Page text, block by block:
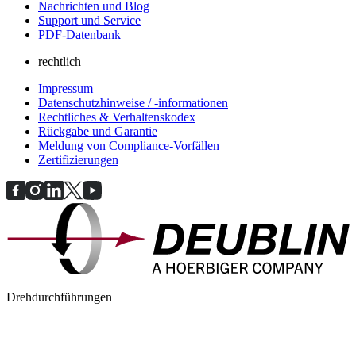
Nachrichten und Blog
Support und Service
PDF-Datenbank
rechtlich
Impressum
Datenschutzhinweise / -informationen
Rechtliches & Verhaltenskodex
Rückgabe und Garantie
Meldung von Compliance-Vorfällen
Zertifizierungen
Drehdurchführungen